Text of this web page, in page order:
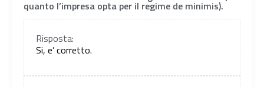
quanto l’impresa opta per il regime de minimis).
Risposta:
Si, e’ corretto.